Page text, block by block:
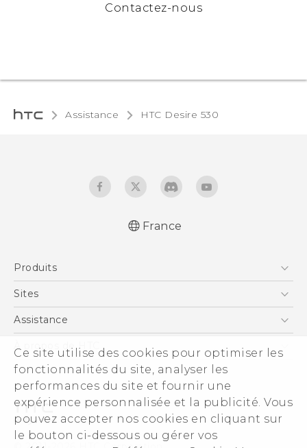
Ce site utilise des cookies pour optimiser les
fonctionnalités du site, analyser les
performances du site et fournir une
expérience personnalisée et la publicité. Vous
pouvez accepter nos cookies en cliquant sur
le bouton ci-dessous ou gérer vos
Contactez-nous
Assistance HTC Desire 530‎
English - User manual
France
Produits
Smartphones
Vive
Accessoires
Sites
HTC Vive
HTC Pro
Assistance
eCommerce Support
À propos de HTC
ESG
Informations sur la société
Sécurité du produit
Politique de confidentialité